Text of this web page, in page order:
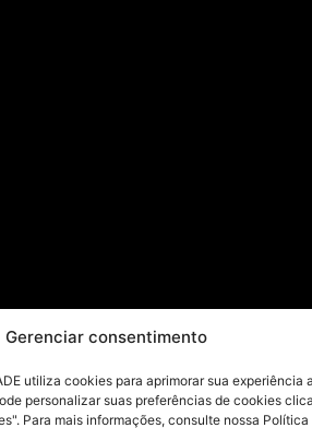
Gerenciar consentimento
utiliza cookies para aprimorar sua experiência
personalizar suas preferências de cookies
Para mais informações, consulte nossa Política